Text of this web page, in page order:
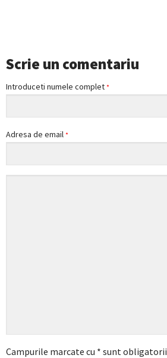
Scrie un comentariu
Introduceti numele complet *
Adresa de email *
Campurile marcate cu * sunt obligatorii